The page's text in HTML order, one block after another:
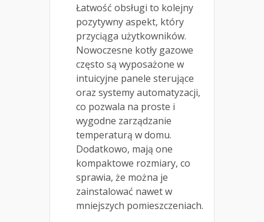
Łatwość obsługi to kolejny
pozytywny aspekt, który
przyciąga użytkowników.
Nowoczesne kotły gazowe
często są wyposażone w
intuicyjne panele sterujące
oraz systemy automatyzacji,
co pozwala na proste i
wygodne zarządzanie
temperaturą w domu.
Dodatkowo, mają one
kompaktowe rozmiary, co
sprawia, że można je
zainstalować nawet w
mniejszych pomieszczeniach.